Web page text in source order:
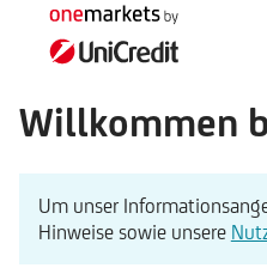
Willkommen
Um unser
Hinweise sowie unsere